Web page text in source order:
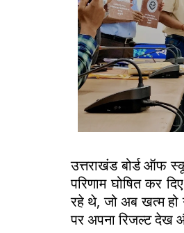
उत्तराखंड बोर्ड ऑफ
परिणाम घोषित कर
रहे थे, जो अब खत्म
पर अपना रिजल्ट देख